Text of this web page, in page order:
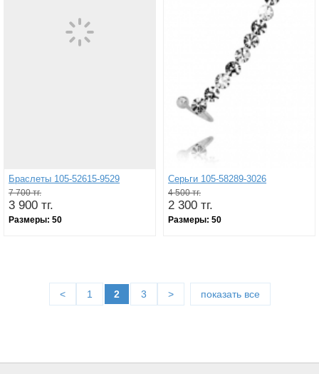
Браслеты 105-52615-9529
7 700 тг.
3 900 тг.
Размеры: 50
Серьги 105-58289-3026
4 500 тг.
2 300 тг.
Размеры: 50
< 1 2 3 > показать все